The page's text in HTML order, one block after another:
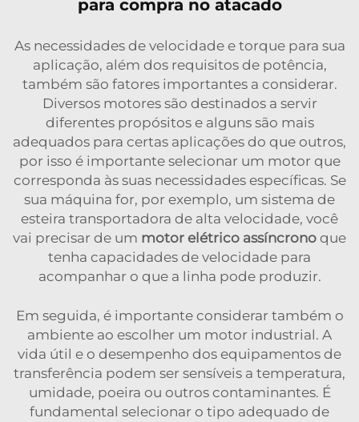
para compra no atacado
As necessidades de velocidade e torque para sua
aplicação, além dos requisitos de potência,
também são fatores importantes a considerar.
Diversos motores são destinados a servir
diferentes propósitos e alguns são mais
adequados para certas aplicações do que outros,
por isso é importante selecionar um motor que
corresponda às suas necessidades específicas. Se
sua máquina for, por exemplo, um sistema de
esteira transportadora de alta velocidade, você
vai precisar de um motor elétrico assíncrono que
tenha capacidades de velocidade para
acompanhar o que a linha pode produzir.
Em seguida, é importante considerar também o
ambiente ao escolher um motor industrial. A
vida útil e o desempenho dos equipamentos de
transferência podem ser sensíveis a temperatura,
umidade, poeira ou outros contaminantes. É
fundamental selecionar o tipo adequado de